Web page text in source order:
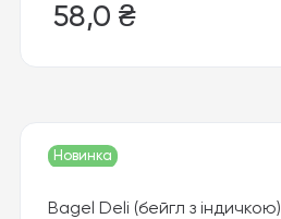
58,0 ₴
Новинка
Bagel Deli (бейгл з індичкою)